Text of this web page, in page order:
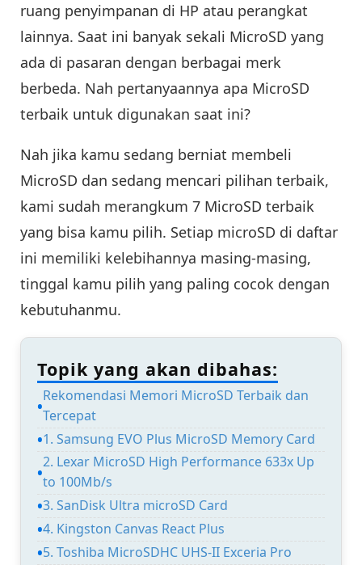
ruang penyimpanan di HP atau perangkat
lainnya. Saat ini banyak sekali MicroSD yang
ada di pasaran dengan berbagai merk
berbeda. Nah pertanyaannya apa MicroSD
terbaik untuk digunakan saat ini?
Nah jika kamu sedang berniat membeli
MicroSD dan sedang mencari pilihan terbaik,
kami sudah merangkum 7 MicroSD terbaik
yang bisa kamu pilih. Setiap microSD di daftar
ini memiliki kelebihannya masing-masing,
tinggal kamu pilih yang paling cocok dengan
kebutuhanmu.
Topik yang akan dibahas:
Rekomendasi Memori MicroSD Terbaik dan
Tercepat
1. Samsung EVO Plus MicroSD Memory Card
2. Lexar MicroSD High Performance 633x Up
to 100Mb/s
3. SanDisk Ultra microSD Card
4. Kingston Canvas React Plus
5. Toshiba MicroSDHC UHS-II Exceria Pro